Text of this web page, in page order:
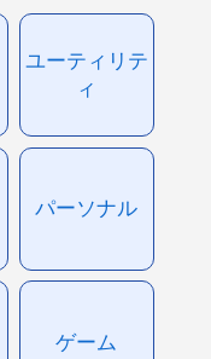
ユーティリテ
ィ
パーソナル
ゲーム